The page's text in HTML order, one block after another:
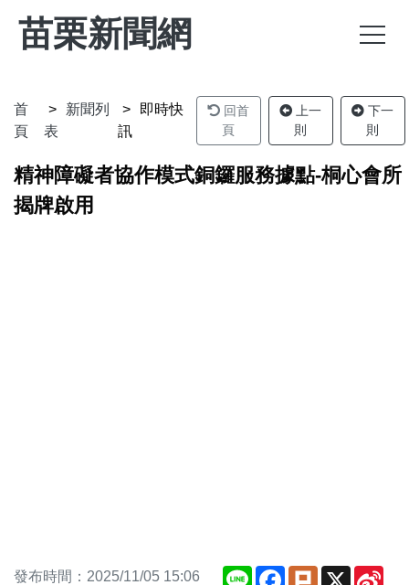
苗栗新聞網
首
頁
新聞列
表
即時快
訊
回首
頁
上一
則
下一
則
精神障礙者協作模式銅鑼服務據點-桐心會所
揭牌啟用
發布時間：2025/11/05 15:06
Line Facebook
Plurk X